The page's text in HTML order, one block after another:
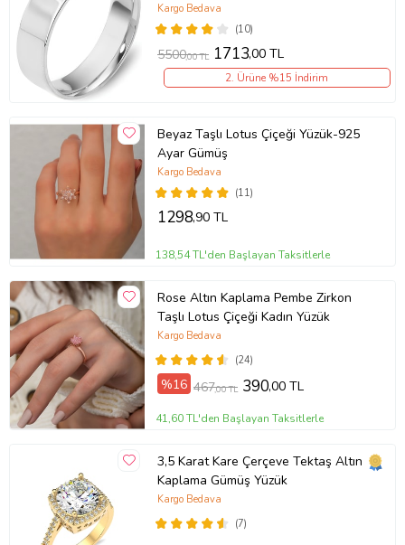
2
(10)
Kargo Bedava
5500,00 TL 1713,00 TL
2. Ürüne %15 İndirim
Beyaz Taşlı Lotus Çiçeği Yüzük-925
Ayar Gümüş
(11)
Kargo Bedava
1298,90 TL
138,54 TL'den Başlayan Taksitlerle
Rose Altın Kaplama Pembe Zirkon
Taşlı Lotus Çiçeği Kadın Yüzük
(24)
Kargo Bedava
%16 467,00 TL 390,00 TL
41,60 TL'den Başlayan Taksitlerle
3,5 Karat Kare Çerçeve Tektaş Altın
Kaplama Gümüş Yüzük
(7)
Kargo Bedava